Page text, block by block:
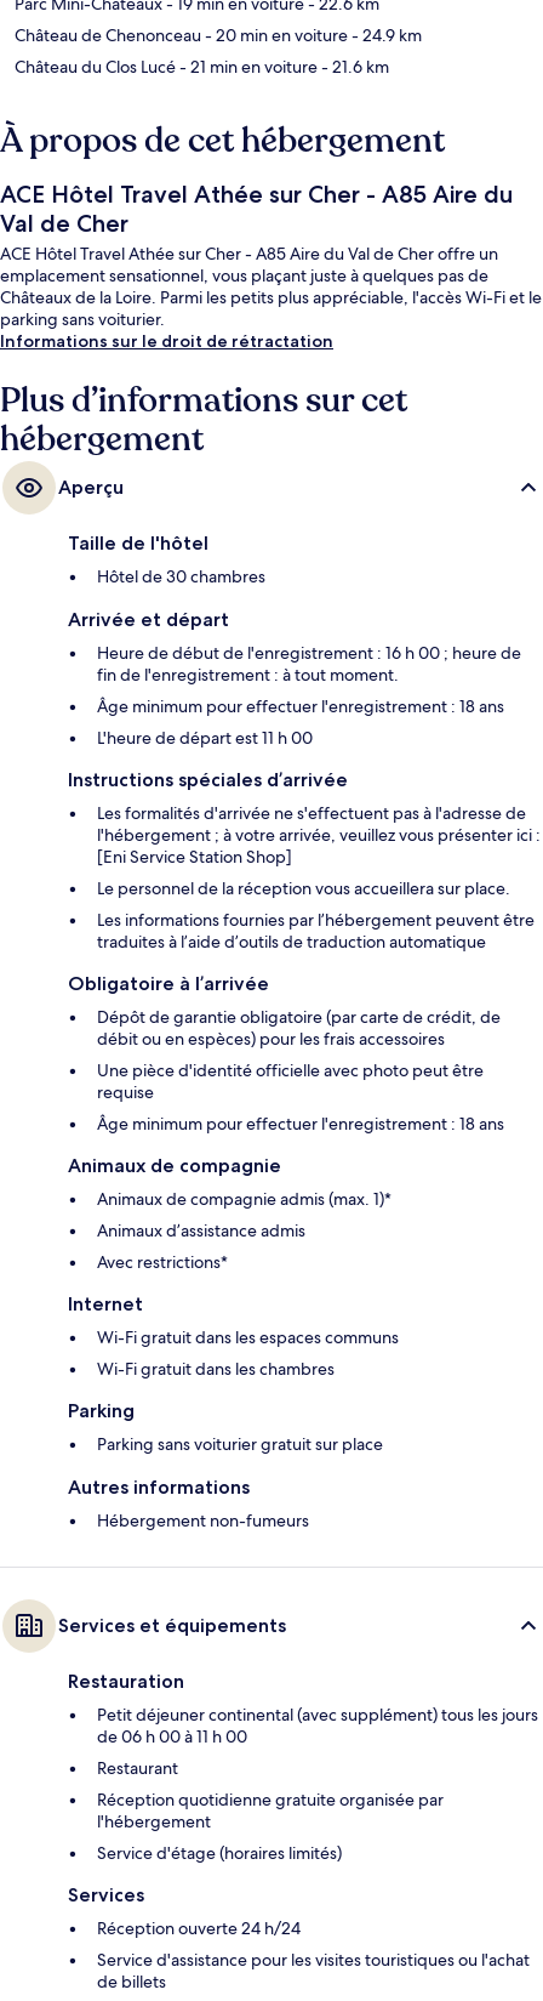
Château de Chenonceau- 20 min en voiture- 24.9 km
Château du Clos Lucé- 21 min en voiture- 21.6 km
À propos de cet hébergement
ACE Hôtel Travel Athée sur Cher - A85 Aire du
Val de Cher
ACE Hôtel Travel Athée sur Cher - A85 Aire du Val de Cher offre un
emplacement sensationnel, vous plaçant juste à quelques pas de
Châteaux de la Loire. Parmi les petits plus appréciable, l'accès Wi-Fi et le
parking sans voiturier.
Informations sur le droit de rétractation
Plus d’informations sur cet
hébergement
Aperçu
Taille de l'hôtel
Hôtel de 30 chambres
Arrivée et départ
Heure de début de l'enregistrement : 16 h 00 ; heure de
fin de l'enregistrement : à tout moment.
Âge minimum pour effectuer l'enregistrement : 18 ans
L'heure de départ est 11 h 00
Instructions spéciales d’arrivée
Les formalités d'arrivée ne s'effectuent pas à l'adresse de
l'hébergement ; à votre arrivée, veuillez vous présenter ici :
[Eni Service Station Shop]
Le personnel de la réception vous accueillera sur place.
Les informations fournies par l’hébergement peuvent être
traduites à l’aide d’outils de traduction automatique
Obligatoire à l’arrivée
Dépôt de garantie obligatoire (par carte de crédit, de
débit ou en espèces) pour les frais accessoires
Une pièce d'identité officielle avec photo peut être
requise
Âge minimum pour effectuer l'enregistrement : 18 ans
Animaux de compagnie
Animaux de compagnie admis (max. 1)*
Animaux d’assistance admis
Avec restrictions*
Internet
Wi-Fi gratuit dans les espaces communs
Wi-Fi gratuit dans les chambres
Parking
Parking sans voiturier gratuit sur place
Autres informations
Hébergement non-fumeurs
Services et équipements
Restauration
Petit déjeuner continental (avec supplément) tous les jours
de 06 h 00 à 11 h 00
Restaurant
Réception quotidienne gratuite organisée par
l'hébergement
Service d'étage (horaires limités)
Services
Réception ouverte 24 h/24
Service d'assistance pour les visites touristiques ou l'achat
de billets